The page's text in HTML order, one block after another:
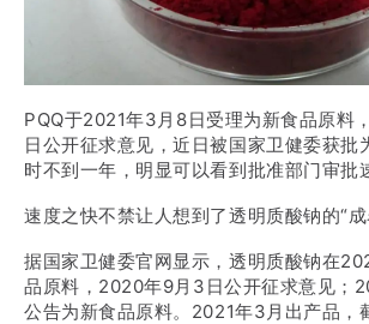
三、通过信函邮寄至北京市西城区
市场监管总局食品生产司（邮政编码：
信封上注明“食品生产企业风险分级管理
附件：食品生产企业风险分级管理办法
PQQ于2021年3月8日受理为新食品原料
日公开征求意见，近日被国家卫健委获批
时不到一年，明显可以看到批准部门审批
速度之快不禁让人想到了透明质酸钠的“成
据国家卫健委官网显示，透明质酸钠在
品原料，2020年9月3日公开征求意见；
公告为新食品原料。2021年3月出产品，